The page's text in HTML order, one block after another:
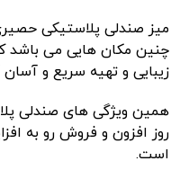
میز صندلی پلاستیکی
چنین مکان هایی می باشد
زیبایی و تهیه سریع و
همین ویژگی های صندلی
روز افزون و فروش رو به
است.